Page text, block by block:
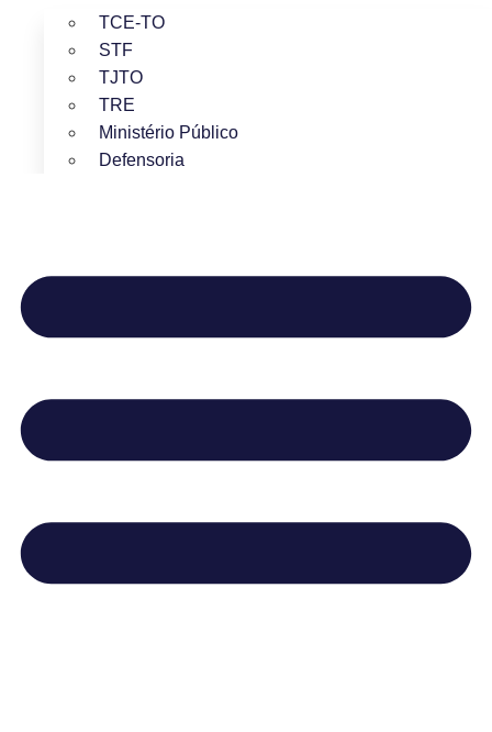
TCE-TO
STF
TJTO
TRE
Ministério Público
Defensoria